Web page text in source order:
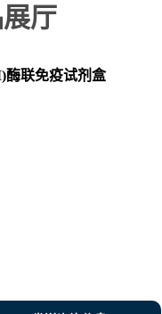
厅
酶联免疫试剂盒